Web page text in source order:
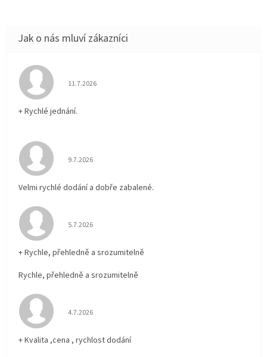
Hodnocení obchodu je 5 z 5 hvězdiček.
11.7.2026
+ Rychlé jednání.
Hodnocení obchodu je 5 z 5 hvězdiček.
9.7.2026
Velmi rychlé dodání a dobře zabalené.
Hodnocení obchodu je 5 z 5 hvězdiček.
5.7.2026
+ Rychle, přehledně a srozumitelně
Rychle, přehledně a srozumitelně
Hodnocení obchodu je 5 z 5 hvězdiček.
4.7.2026
+ Kvalita ,cena , rychlost dodání